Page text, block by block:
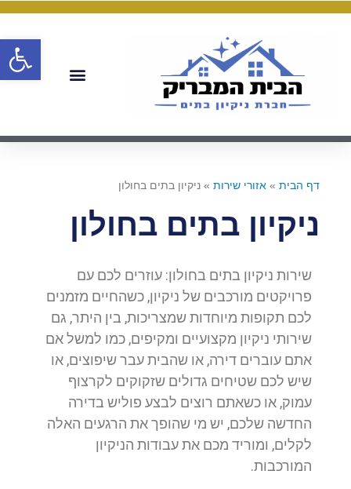
דף הבית » אזורי שירות » ניקיון בתים בחולון
ניקיון בתים בחולון
שירות ניקיון בתים בחולון: עוזרים לכם עם
פרויקטים מורכבים של ניקיון, כשהחיים מזמנים
לכם תקופות מיוחדות שמצריכות, בין היתר, גם
שירותי ניקיון מקצועיים ומקיפים, כמו למשל אם
אתם עוברים דירה, או שהבית עבר שיפוצים, או
שיש לכם שטיחים גדולים שזקוקים לקרצוף
עמוק, או כשאתם רוצים לבצע פוליש בדירה
החדשה שלכם, יש מי שהופך את הרגעים האלה
לקלים, ומוריד מכם את עבודות הניקיון
המורכבות.